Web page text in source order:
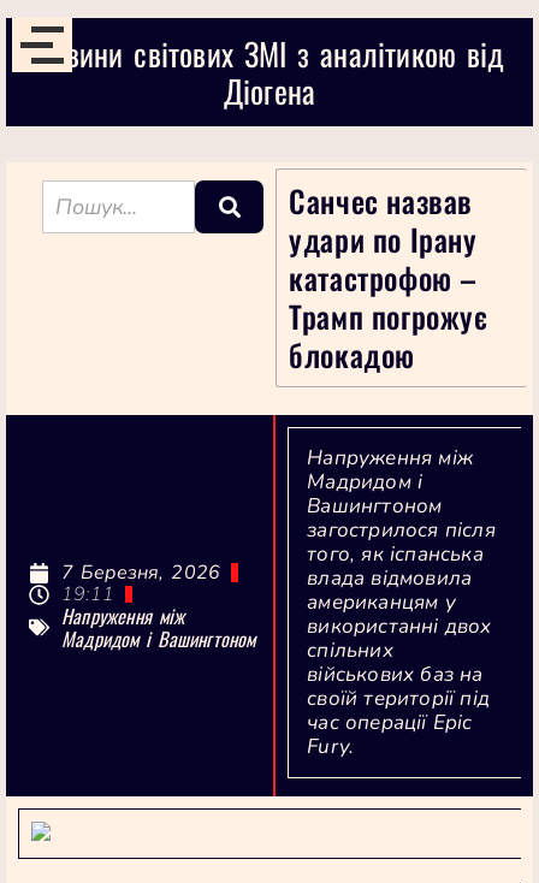
Новини світових ЗМІ з аналітикою від
Діогена
Санчес назвав
удари по Ірану
катастрофою –
Трамп погрожує
блокадою
Напруження між
Мадридом і
Вашингтоном
загострилося після
того, як іспанська
влада відмовила
американцям у
використанні двох
спільних
військових баз на
своїй території під
час операції Epic
Fury.
7 Березня, 2026
19:11
Напруження між
Мадридом і Вашингтоном